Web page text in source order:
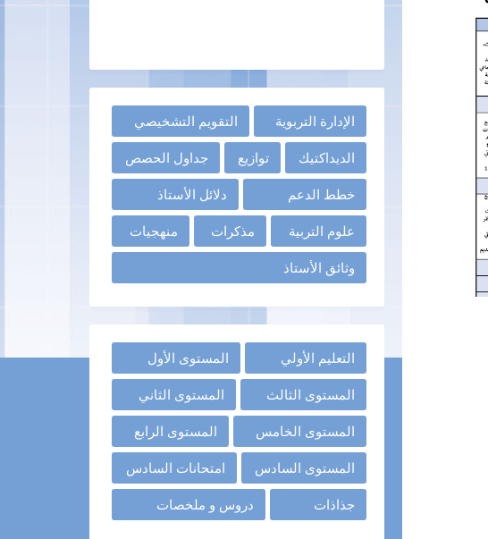
الإدارة التربوية التقويم التشخيصي
الديداكتيك توازيع جداول الحصص
خطط الدعم دلائل الأستاذ
علوم التربية مذكرات منهجيات
وثائق الأستاذ
التعليم الأولي المستوى الأول
المستوى الثالث المستوى الثاني
المستوى الخامس المستوى الرابع
المستوى السادس امتحانات السادس
جذاذات دروس و ملخصات